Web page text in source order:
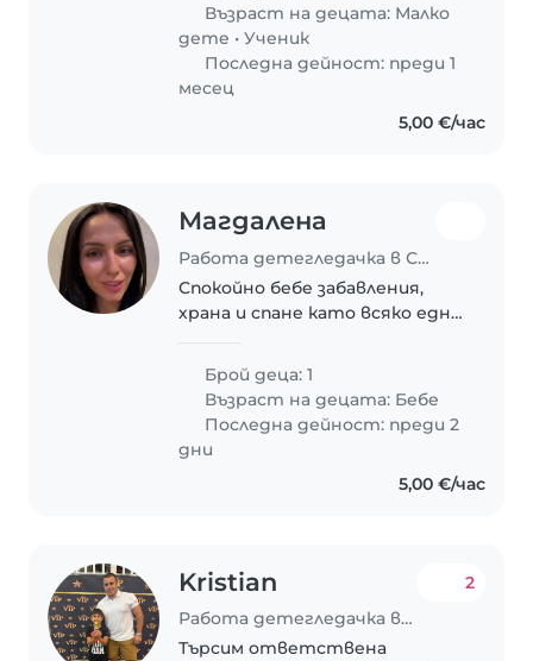
Възраст на децата: Малко
дете •Ученик
Последна дейност: преди 1
месец
5,00 €/час
Магдалена
Работа детегледачка в Стара Загора
Спокойно бебе забавления,
храна и спане като всяко едно
Брой деца: 1
Възраст на децата: Бебе
Последна дейност: преди 2
дни
5,00 €/час
Kristian
Работа детегледачка в Стара Загора
2
Търсим ответствена